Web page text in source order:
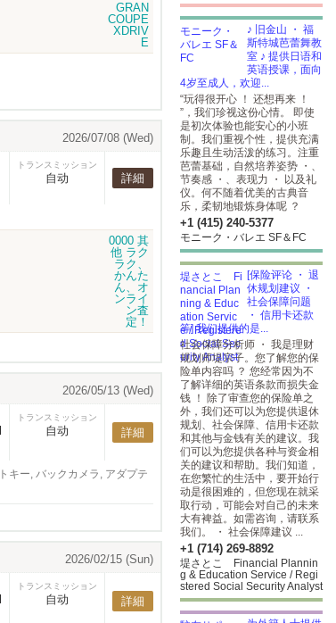
2026/07/08 (Wed)
トランスミッション
自动 詳細
2026/05/13 (Wed)
トランスミッション
自动 詳細
キー, バックカメラ, アダプテ
2026/02/15 (Sun)
トランスミッション
自动 詳細
♪ 旧金山 ・ 福
斯特城芭蕾舞教
室 ♪ 提供日语和
英语授课，面向
4岁至成人，欢迎...
“玩得很开心 ！ 还想再来 ！
”，我们珍视这份心情。 即使
是初次体验也能安心的小班
制。我们重视个性，提供充满
乐趣且生动活泼的练习。注重
芭蕾基础，自然培养姿势 ・、
节奏感 ・、表现力 ・ 以及礼
仪。何不随着优美的古典音
乐，柔韧地锻炼身体呢 ？
+1 (415) 240-5377
モニーク・バレエ SF＆FC
[保险评论 ・ 退
休规划建议 ・
社会保障问题
・ 信用卡还款
等] 我们提供的是...
社会保障分析师 ・ 我是理财
规划师堤宗子。您了解您的保
险单内容吗 ？ 您经常因为不
了解详细的英语条款而损失金
钱 ！ 除了审查您的保险单之
外，我们还可以为您提供退休
规划、社会保障、信用卡还款
和其他与金钱有关的建议。我
们可以为您提供各种与资金相
关的建议和帮助。我们知道，
在您繁忙的生活中，要开始行
动是很困难的，但您现在就采
取行动，可能会对自己的未来
大有裨益。如需咨询，请联系
我们。 ・ 社会保障建议 ...
+1 (714) 269-8892
堤さとこ Financial Plannin
g & Education Service / Regi
stered Social Security Analyst